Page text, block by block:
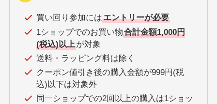
買い回り参加にはエントリーが必要
1ショップでのお買い物合計金額1,000円
(税込)以上が対象
送料・ラッピング料は除く
クーポン値引き後の購入金額が999円(税
込)以下は対象外
同一ショップでの2回以上の購入は1ショッ